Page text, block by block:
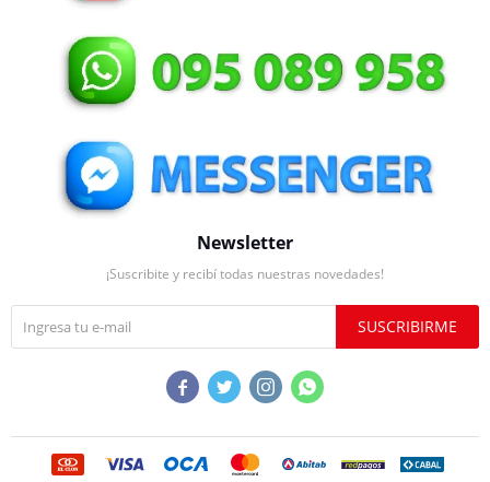
Newsletter
¡Suscribite y recibí todas nuestras novedades!
SUSCRIBIRME
   